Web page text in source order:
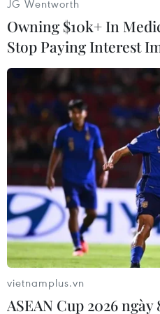
biết máy bay Twin Otter
OTW của hãng Rimbun
lạc vào sáng 15/9 tại
Papua.
Người phát ngôn bộ
biết máy bay trên cất
Nabire đến huyện
lúc 7h37, ngay trước khi
Theo bà, máy bay chở
liệu xây dựng với ba
phi công chính, phi
Liên lạc cuối cùng giữa
phi công diễn ra lúc 7h30.
JG Wentworth
Owning $10k+ In
Stop Paying Interest
vietnamplus.vn
ASEAN Cup 2026